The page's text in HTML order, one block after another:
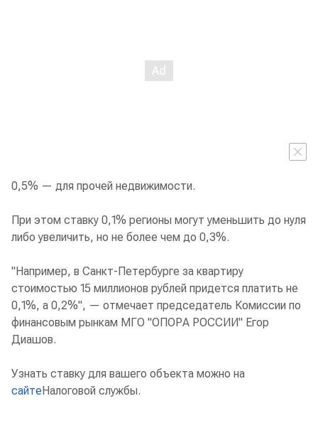
0,5% — для прочей недвижимости.
При этом ставку 0,1% регионы могут уменьшить до нуля
либо увеличить, но не более чем до 0,3%.
"Например, в Санкт-Петербурге за квартиру
стоимостью 15 миллионов рублей придется платить не
0,1%, а 0,2%", — отмечает председатель Комиссии по
финансовым рынкам МГО "ОПОРА РОССИИ" Егор
Диашов.
Узнать ставку для вашего объекта можно на
сайтеНалоговой службы.